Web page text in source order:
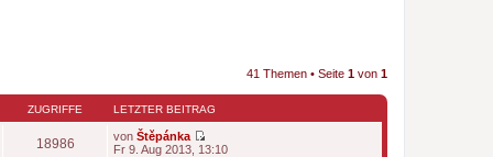
41 Themen • Seite 1 von 1
ZUGRIFFE LETZTER BEITRAG
18986 von Štěpánka
N
Fr 9. Aug 2013, 13:10